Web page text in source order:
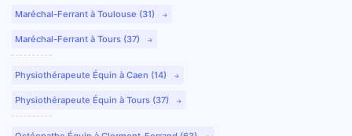
Maréchal-Ferrant à Toulouse (31)
Maréchal-Ferrant à Tours (37)
Physiothérapeute Équin à Caen (14)
Physiothérapeute Équin à Tours (37)